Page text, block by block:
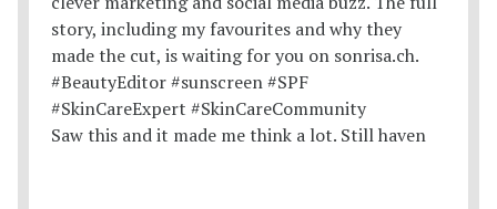
Saw this and it made me think a lot. Still haven